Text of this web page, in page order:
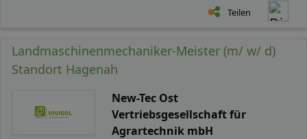
Teilen
Landmaschinenmechaniker-Meister (m/ w/ d)
Standort Hagenah
New-Tec Ost
Vertriebsgesellschaft für
Agrartechnik mbH